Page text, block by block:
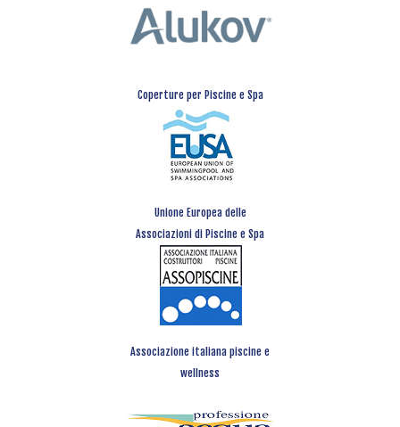
Coperture per Piscine e Spa
Unione Europea delle
Associazioni di Piscine e Spa
Associazione italiana piscine e
wellness